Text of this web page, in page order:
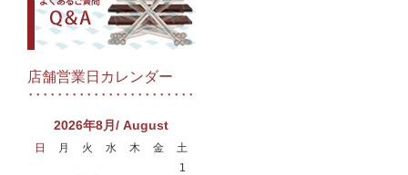
店舗営業日カレンダー
2026年8月/ August
日 月 火 水 木 金
土
1